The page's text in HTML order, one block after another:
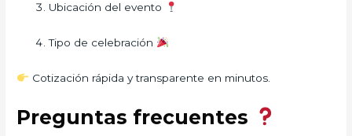
Ubicación del evento
Tipo de celebración
Cotización rápida y transparente en minutos.
Preguntas frecuentes